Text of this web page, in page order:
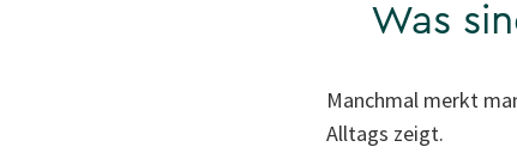
Was
Manchmal merkt
Alltags zeigt.